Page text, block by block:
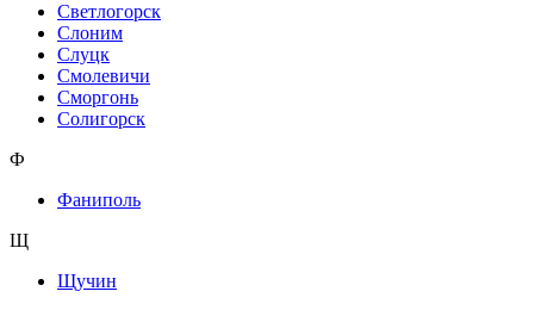
Светлогорск
Слоним
Слуцк
Смолевичи
Сморгонь
Солигорск
Ф
Фаниполь
Щ
Щучин